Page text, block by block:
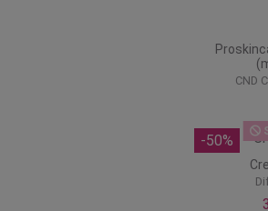
CND
-50%